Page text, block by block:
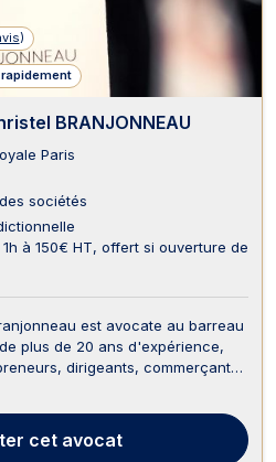
)
BRANJONNEAU
Paris
sociétés
à 150€ HT, offert si ouverture de
est avocate au barreau
plus de 20 ans d'expérience,
dirigeants, commerçants
éco...
cet avocat